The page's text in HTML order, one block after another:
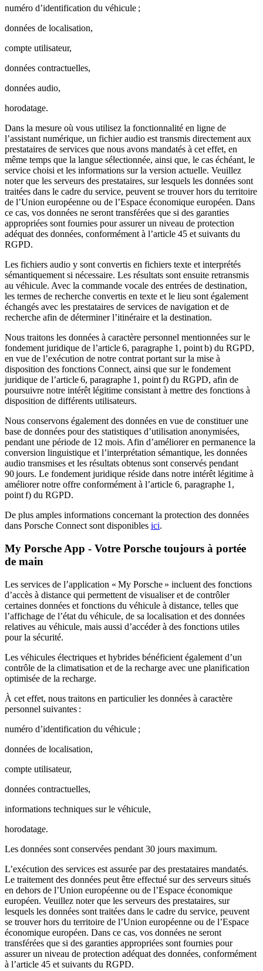
numéro d’identification du véhicule ;
données de localisation,
compte utilisateur,
données contractuelles,
données audio,
horodatage.
Dans la mesure où vous utilisez la fonctionnalité en ligne de
l’assistant numérique, un fichier audio est transmis directement aux
prestataires de services que nous avons mandatés à cet effet, en
même temps que la langue sélectionnée, ainsi que, le cas échéant, le
service choisi et les informations sur la version actuelle. Veuillez
noter que les serveurs des prestataires, sur lesquels les données sont
traitées dans le cadre du service, peuvent se trouver hors du territoire
de l’Union européenne ou de l’Espace économique européen. Dans
ce cas, vos données ne seront transférées que si des garanties
appropriées sont fournies pour assurer un niveau de protection
adéquat des données, conformément à l’article 45 et suivants du
RGPD.
Les fichiers audio y sont convertis en fichiers texte et interprétés
sémantiquement si nécessaire. Les résultats sont ensuite retransmis
au véhicule. Avec la commande vocale des entrées de destination,
les termes de recherche convertis en texte et le lieu sont également
échangés avec les prestataires de services de navigation et de
recherche afin de déterminer l’itinéraire et la destination.
Nous traitons les données à caractère personnel mentionnées sur le
fondement juridique de l’article 6, paragraphe 1, point b) du RGPD,
en vue de l’exécution de notre contrat portant sur la mise à
disposition des fonctions Connect, ainsi que sur le fondement
juridique de l’article 6, paragraphe 1, point f) du RGPD, afin de
poursuivre notre intérêt légitime consistant à mettre des fonctions à
disposition de différents utilisateurs.
Nous conservons également des données en vue de constituer une
base de données pour des statistiques d’utilisation anonymisées,
pendant une période de 12 mois. Afin d’améliorer en permanence la
conversion linguistique et l’interprétation sémantique, les données
audio transmises et les résultats obtenus sont conservés pendant
90 jours. Le fondement juridique réside dans notre intérêt légitime à
améliorer notre offre conformément à l’article 6, paragraphe 1,
point f) du RGPD.
De plus amples informations concernant la protection des données
dans Porsche Connect sont disponibles ici.
My Porsche App - Votre Porsche toujours à portée
de main
Les services de l’application « My Porsche » incluent des fonctions
d’accès à distance qui permettent de visualiser et de contrôler
certaines données et fonctions du véhicule à distance, telles que
l’affichage de l’état du véhicule, de sa localisation et des données
relatives au véhicule, mais aussi d’accéder à des fonctions utiles
pour la sécurité.
Les véhicules électriques et hybrides bénéficient également d’un
contrôle de la climatisation et de la recharge avec une planification
optimisée de la recharge.
À cet effet, nous traitons en particulier les données à caractère
personnel suivantes :
numéro d’identification du véhicule ;
données de localisation,
compte utilisateur,
données contractuelles,
informations techniques sur le véhicule,
horodatage.
Les données sont conservées pendant 30 jours maximum.
L’exécution des services est assurée par des prestataires mandatés.
Le traitement des données peut être effectué sur des serveurs situés
en dehors de l’Union européenne ou de l’Espace économique
européen. Veuillez noter que les serveurs des prestataires, sur
lesquels les données sont traitées dans le cadre du service, peuvent
se trouver hors du territoire de l’Union européenne ou de l’Espace
économique européen. Dans ce cas, vos données ne seront
transférées que si des garanties appropriées sont fournies pour
assurer un niveau de protection adéquat des données, conformément
à l’article 45 et suivants du RGPD.